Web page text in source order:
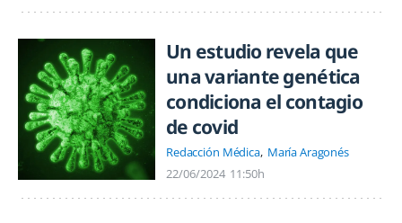
Un estudio revela que
una variante genética
condiciona el contagio
de covid
Redacción Médica María Aragonés
22/06/2024 11:50h